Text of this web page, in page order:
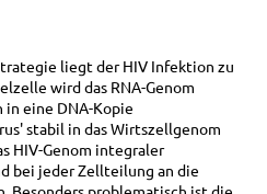
liegt der HIV Infektion zu
wird das RNA-Genom
eine DNA-Kopie
stabil in das Wirtszellgenom
HIV-Genom integraler
bei jeder Zellteilung an die